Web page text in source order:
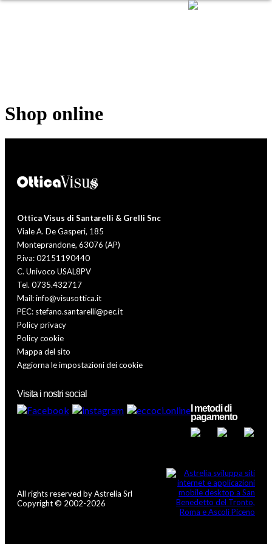
Shop online
Ottica Visus di Santarelli & Grelli Snc
Viale A. De Gasperi, 185
Monteprandone, 63076 (AP)
P.iva: 02151190440
C. Univoco USAL8PV
Tel. 0735.432717
Mail: info@visusottica.it
PEC: stefano.santarelli@pec.it
Policy privacy
Policy cookie
Mappa del sito
Aggiorna le impostazioni dei cookie
Visita i nostri social
I metodi di
pagamento
All rights reserved by Astrelia Srl
Copyright © 2002-2026